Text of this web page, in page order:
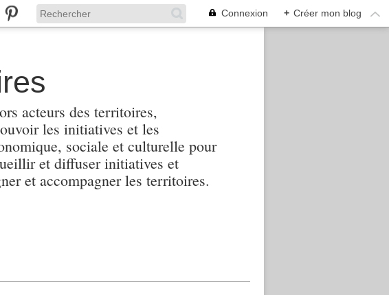
Connexion + Créer mon blog
acteurs des territoires,
les initiatives et les
sociale et culturelle pour
et diffuser initiatives et
et accompagner les territoires.